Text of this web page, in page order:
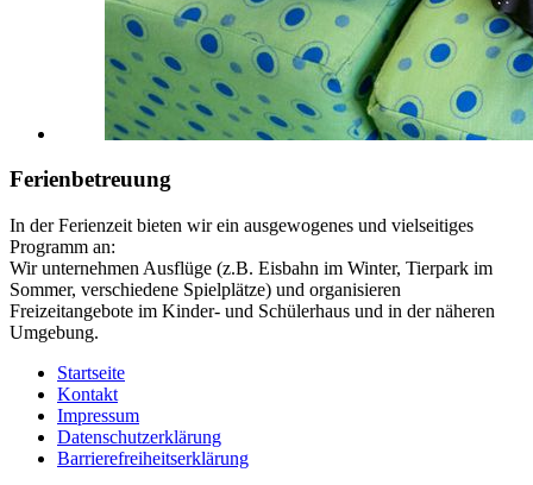
Ferienbetreuung
In der Ferienzeit bieten wir ein ausgewogenes und vielseitiges
Programm an:
Wir unternehmen Ausflüge (z.B. Eisbahn im Winter, Tierpark im
Sommer, verschiedene Spielplätze) und organisieren
Freizeitangebote im Kinder- und Schülerhaus und in der näheren
Umgebung.
Startseite
Kontakt
Impressum
Datenschutzerklärung
Barrierefreiheitserklärung